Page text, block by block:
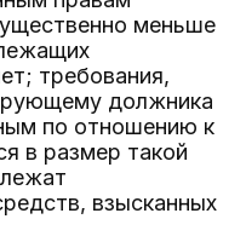
меньше
требования,
должника
по отношению к
в размер такой
взысканных